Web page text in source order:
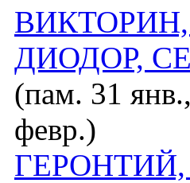
ДИОДОР,
(пам. 31
февр.)